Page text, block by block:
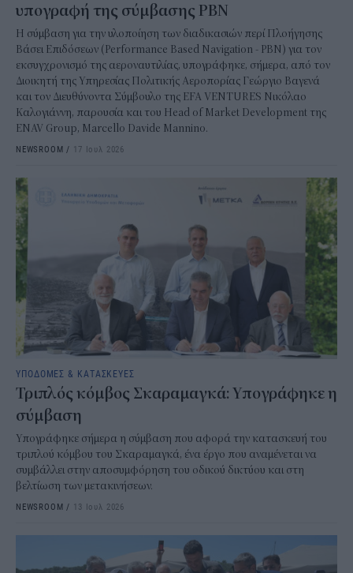
υπογραφή της σύμβασης PBN
Η σύμβαση για την υλοποίηση των διαδικασιών περί Πλοήγησης
Βάσει Επιδόσεων (Performance Based Navigation - PBN) για τον
εκσυγχρονισμό της αεροναυτιλίας, υπογράφηκε, σήμερα, από τον
Διοικητή της Υπηρεσίας Πολιτικής Αεροπορίας Γεώργιο Βαγενά
και τον Διευθύνοντα Σύμβουλο της EFA VENTURES Νικόλαο
Καλογιάννη, παρουσία και του Head of Market Development της
ENAV Group, Marcello Davide Mannino.
NEWSROOM / 17 Ιουλ 2026
ΥΠΟΔΟΜΕΣ & ΚΑΤΑΣΚΕΥΕΣ
Τριπλός κόμβος Σκαραμαγκά: Υπογράφηκε η
σύμβαση
Υπογράφηκε σήμερα η σύμβαση που αφορά την κατασκευή του
τριπλού κόμβου του Σκαραμαγκά, ένα έργο που αναμένεται να
συμβάλλει στην αποσυμφόρηση του οδικού δικτύου και στη
βελτίωση των μετακινήσεων.
NEWSROOM / 13 Ιουλ 2026